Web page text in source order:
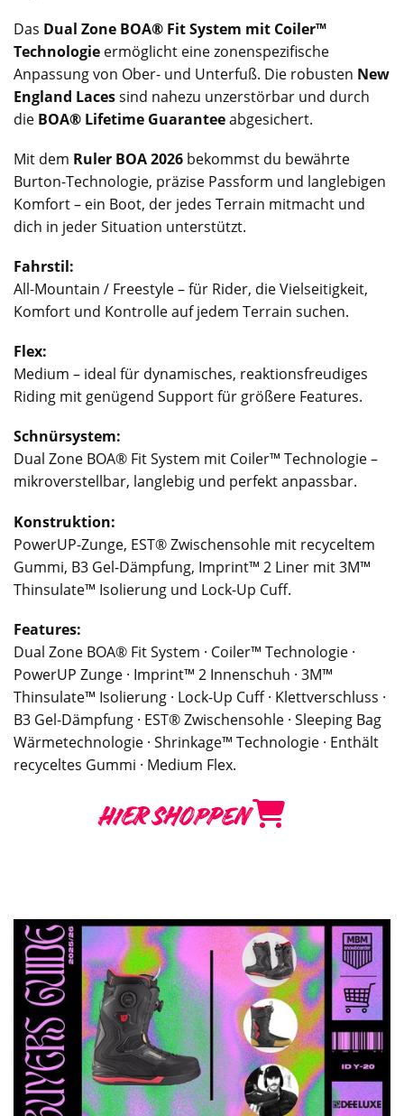
Das Dual Zone BOA® Fit System mit Coiler™
Technologie ermöglicht eine zonenspezifische
Anpassung von Ober- und Unterfuß. Die robusten New
England Lacessind nahezu unzerstörbar und durch
die BOA® Lifetime Guaranteeabgesichert.
Mit dem Ruler BOA 2026 bekommst du bewährte
Burton-Technologie, präzise Passform und langlebigen
Komfort – ein Boot, der jedes Terrain mitmacht und
dich in jeder Situation unterstützt.
Fahrstil:
All-Mountain / Freestyle – für Rider, die Vielseitigkeit,
Komfort und Kontrolle auf jedem Terrain suchen.
Flex:
Medium – ideal für dynamisches, reaktionsfreudiges
Riding mit genügend Support für größere Features.
Schnürsystem:
Dual Zone BOA® Fit System mit Coiler™ Technologie –
mikroverstellbar, langlebig und perfekt anpassbar.
Konstruktion:
PowerUP-Zunge, EST® Zwischensohle mit recyceltem
Gummi, B3 Gel-Dämpfung, Imprint™ 2 Liner mit 3M™
Thinsulate™ Isolierung und Lock-Up Cuff.
Features:
Dual Zone BOA® Fit System · Coiler™ Technologie ·
PowerUP Zunge · Imprint™ 2 Innenschuh · 3M™
Thinsulate™ Isolierung · Lock-Up Cuff · Klettverschluss ·
B3 Gel-Dämpfung · EST® Zwischensohle · Sleeping Bag
Wärmetechnologie · Shrinkage™ Technologie · Enthält
recyceltes Gummi · Medium Flex.
HIER SHOPPEN